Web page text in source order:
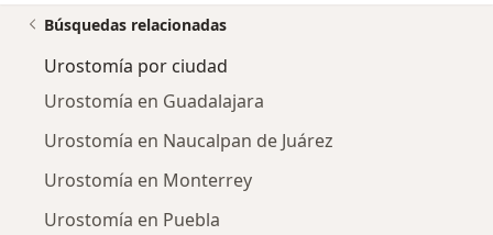
Búsquedas relacionadas
Urostomía por ciudad
Urostomía en Guadalajara
Urostomía en Naucalpan de Juárez
Urostomía en Monterrey
Urostomía en Puebla